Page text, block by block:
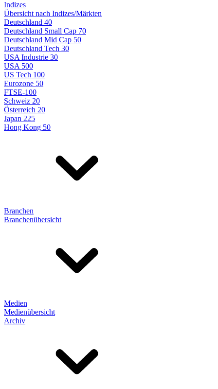
Indizes
Übersicht nach Indizes/Märkten
Deutschland 40
Deutschland Small Cap 70
Deutschland Mid Cap 50
Deutschland Tech 30
USA Industrie 30
USA 500
US Tech 100
Eurozone 50
FTSE-100
Schweiz 20
Österreich 20
Japan 225
Hong Kong 50
Branchen
Branchenübersicht
Medien
Medienübersicht
Archiv